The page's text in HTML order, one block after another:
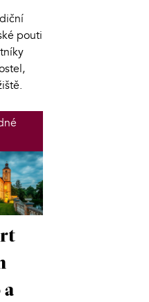
pouti
a